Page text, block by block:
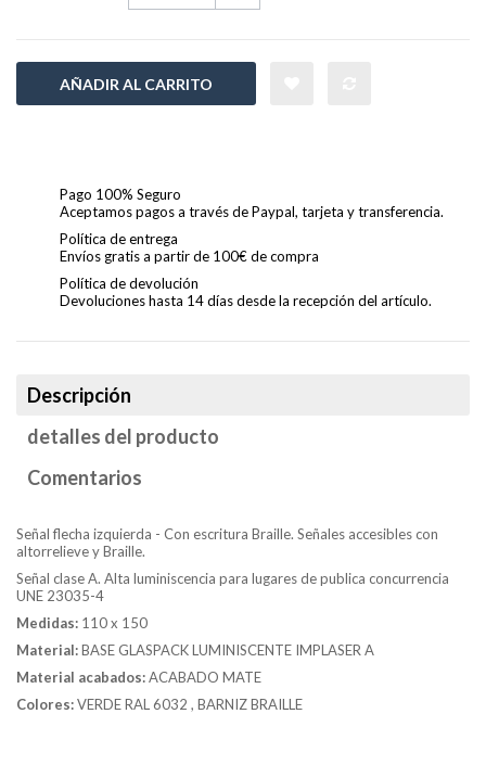
AÑADIR AL CARRITO
Pago 100% Seguro
Aceptamos pagos a través de Paypal, tarjeta y transferencia.
Política de entrega
Envíos gratis a partir de 100€ de compra
Política de devolución
Devoluciones hasta 14 días desde la recepción del artículo.
Descripción
detalles del producto
Comentarios
Señal flecha izquierda - Con escritura Braille. Señales accesibles con
altorrelieve y Braille.
Señal clase A. Alta luminiscencia para lugares de publica concurrencia
UNE 23035-4
Medidas: 110 x 150
Material:BASE GLASPACK LUMINISCENTE IMPLASER A
Material acabados:ACABADO MATE
Colores:VERDE RAL 6032 , BARNIZ BRAILLE